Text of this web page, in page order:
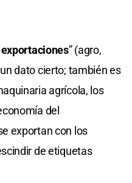
” (agro,
dato cierto; también es
agrícola, los
del
exportan con los
de etiquetas